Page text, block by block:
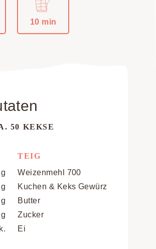
10 min
50 KEKSE
TEIG
Weizenmehl 700
Kuchen & Keks Gewürz
Butter
Zucker
Ei